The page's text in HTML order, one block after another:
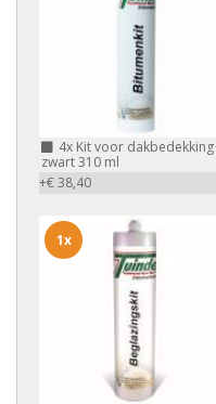
4x Kit voor dakbedekking
zwart 310 ml
+€ 38,40
1x